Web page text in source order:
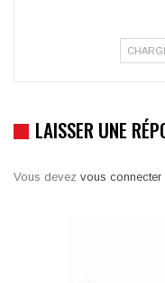
LAISSER UNE
Vous devez vous connecter